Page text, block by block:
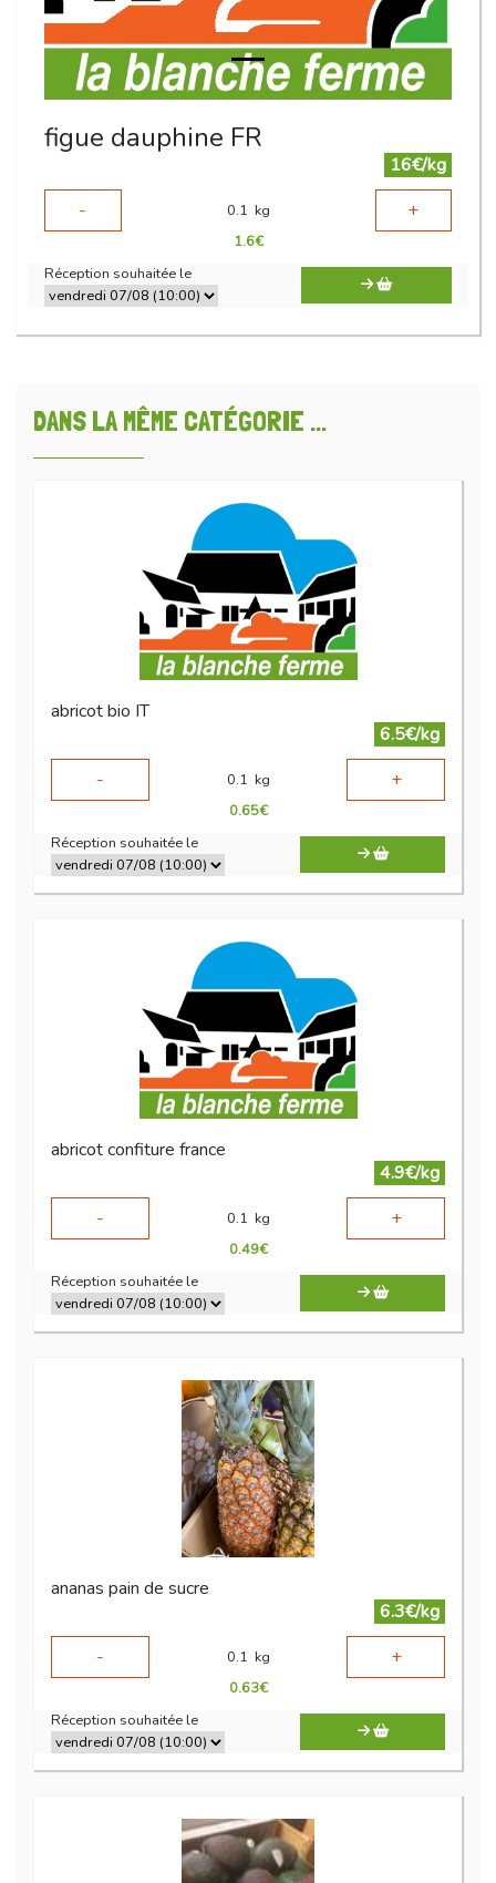
figue dauphine FR
16€/kg
-
0.1 kg +
1.6€
Réception souhaitée le
DANS LA MÊME CATÉGORIE ...
abricot bio IT
6.5€/kg
-
0.1 kg +
0.65€
Réception souhaitée le
abricot confiture france
4.9€/kg
-
0.1 kg +
0.49€
Réception souhaitée le
ananas pain de sucre
6.3€/kg
-
0.1 kg +
0.63€
Réception souhaitée le